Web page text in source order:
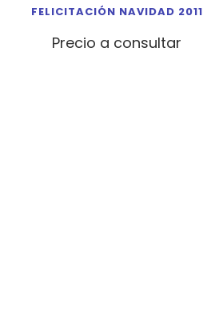
FELICITACIÓN NAVIDAD 2011
Precio a consultar